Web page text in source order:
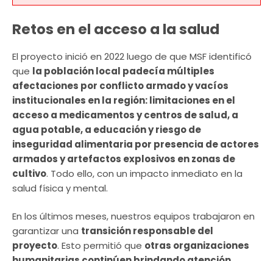
Retos en el acceso a la salud
El proyecto inició en 2022 luego de que MSF identificó
que la población local padecía múltiples
afectaciones por conflicto armado y vacíos
institucionales en la región: limitaciones en el
acceso a medicamentos y centros de salud, a
agua potable, a educación y riesgo de
inseguridad alimentaria por presencia de actores
armados y artefactos explosivos en zonas de
cultivo. Todo ello, con un impacto inmediato en la
salud física y mental.
En los últimos meses, nuestros equipos trabajaron en
garantizar una transición responsable del
proyecto. Esto permitió que otras organizaciones